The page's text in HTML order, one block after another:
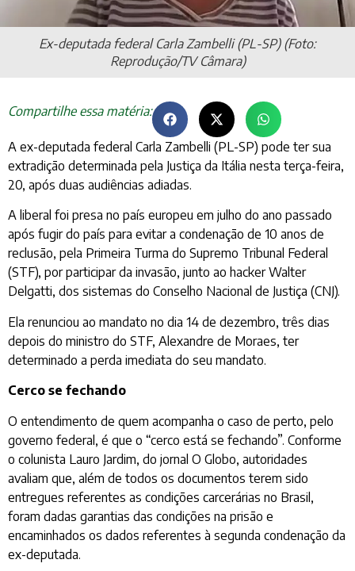
Ex-deputada federal Carla Zambelli (PL-SP) (Foto:
Reprodução/TV Câmara)
Compartilhe essa matéria:
A ex-deputada federal Carla Zambelli (PL-SP) pode ter sua
extradição determinada pela Justiça da Itália nesta terça-feira,
20, após duas audiências adiadas.
A liberal foi presa no país europeu em julho do ano passado
após fugir do país para evitar a condenação de 10 anos de
reclusão, pela Primeira Turma do Supremo Tribunal Federal
(STF), por participar da invasão, junto ao hacker Walter
Delgatti, dos sistemas do Conselho Nacional de Justiça (CNJ).
Ela renunciou ao mandato no dia 14 de dezembro, três dias
depois do ministro do STF, Alexandre de Moraes, ter
determinado a perda imediata do seu mandato.
Cerco se fechando
O entendimento de quem acompanha o caso de perto, pelo
governo federal, é que o “cerco está se fechando”. Conforme
o colunista Lauro Jardim, do jornal O Globo, autoridades
avaliam que, além de todos os documentos terem sido
entregues referentes as condições carcerárias no Brasil,
foram dadas garantias das condições na prisão e
encaminhados os dados referentes à segunda condenação da
ex-deputada.